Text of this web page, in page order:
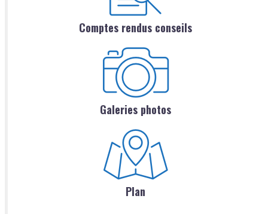
Comptes rendus conseils
Galeries photos
Plan